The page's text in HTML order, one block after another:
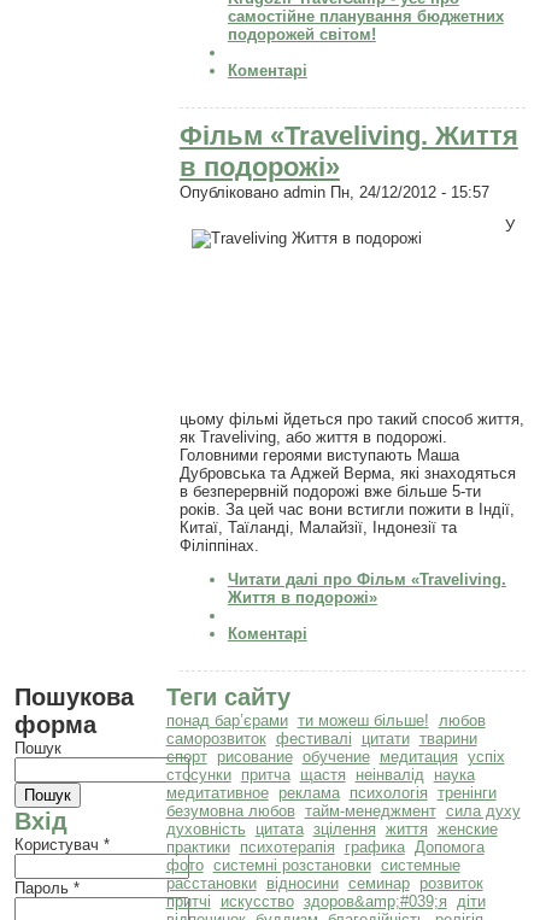
самостійне планування бюджетних
подорожей світом!
Коментарі
Фільм «Traveliving. Життя
в подорожі»
Опубліковано adminПн, 24/12/2012 - 15:57
У
цьому фільмі йдеться про такий способ життя,
як Traveliving, або життя в подорожі.
Головними героями виступають Маша
Дубровська та Аджей Верма, які знаходяться
в безперервній подорожі вже більше 5-ти
років. За цей час вони встигли пожити в Індії,
Китаї, Таїланді, Малайзії, Індонезії та
Філіппінах.
Читати далі про Фільм «Traveliving.
Життя в подорожі»
Коментарі
Пошукова
форма
Пошук
Вхід
Користувач*
Пароль*
Теги сайту
понад бар’єрами ти можеш більше! любов
саморозвиток фестивалі цитати тварини
спорт
рисование обучение медитация успіх
стосунки
притча щастя неінвалід
наука
медитативное
реклама психологія тренінги
безумовна любов тайм-менеджмент сила духу
духовність
цитата зцілення життя женские
практики
психотерапія графика Допомога
фото системні розстановки системные
расстановки
відносини семинар
розвиток
притчі
искусство здоров&amp;#039;я діти